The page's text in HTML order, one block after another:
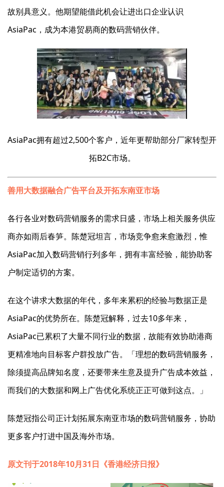
故别具意义。他期望能借此机会让进出口企业认识
AsiaPac，成为本港贸易商的数码营销伙伴。
AsiaPac拥有超过2,500个客户，近年更帮助部分厂家转型开
拓B2C市场。
善用大数据融合广告平台及开拓东南亚市场
各行各业对数码营销服务的需求日盛，市场上相关服务供应
商亦如雨后春笋。陈楚冠坦言，市场竞争愈来愈激烈，惟
AsiaPac加入数码营销行列多年，拥有丰富经验，能协助客
户制定适切的方案。
在这个讲求大数据的年代，多年来累积的经验与数据正是
AsiaPac的优势所在。陈楚冠解释，过去10多年来，
AsiaPac已累积了大量不同行业的数据，故能有效协助港商
更精准地向目标客户群投放广告。「理想的数码营销服务，
除须提高品牌知名度，还要带来生意及提升广告成本效益，
而我们的大数据和网上广告优化系统正正可做到这点。」
陈楚冠指公司正计划拓展东南亚市场的数码营销服务，协助
更多客户打进中国及海外市场。
原文刊于2018年10月31日《香港经济日报》